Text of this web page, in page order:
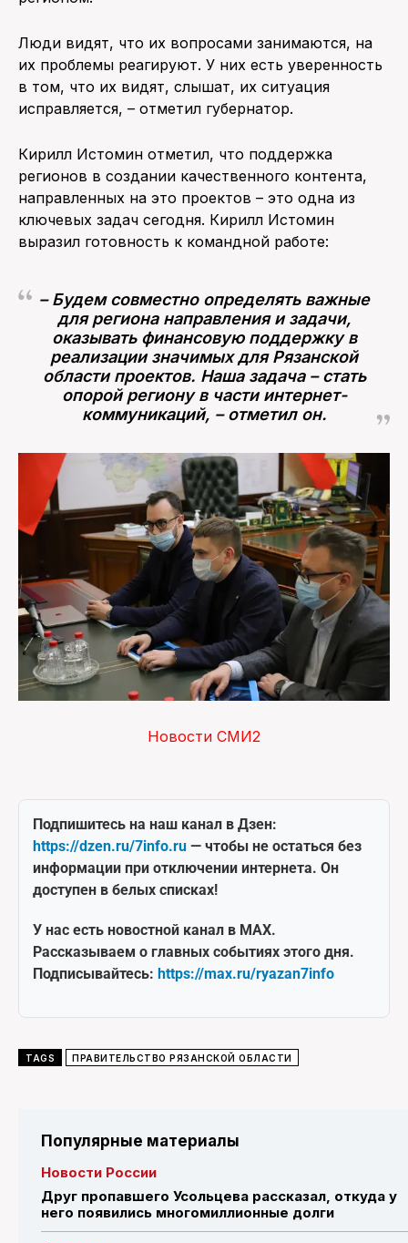
Люди видят, что их вопросами занимаются, на
их проблемы реагируют. У них есть уверенность
в том, что их видят, слышат, их ситуация
исправляется, – отметил губернатор.
Кирилл Истомин отметил, что поддержка
регионов в создании качественного контента,
направленных на это проектов – это одна из
ключевых задач сегодня. Кирилл Истомин
выразил готовность к командной работе:
– Будем совместно определять важные
для региона направления и задачи,
оказывать финансовую поддержку в
реализации значимых для Рязанской
области проектов. Наша задача – стать
опорой региону в части интернет-
коммуникаций, – отметил он.
Новости СМИ2
Подпишитесь на наш канал в Дзен:
https://dzen.ru/7info.ru — чтобы не остаться без
информации при отключении интернета. Он
доступен в белых списках!
У нас есть новостной канал в MAX.
Рассказываем о главных событиях этого дня.
Подписывайтесь: https://max.ru/ryazan7info
TAGS ПРАВИТЕЛЬСТВО РЯЗАНСКОЙ ОБЛАСТИ
Популярные материалы
Новости России
Друг пропавшего Усольцева рассказал, откуда у
него появились многомиллионные долги